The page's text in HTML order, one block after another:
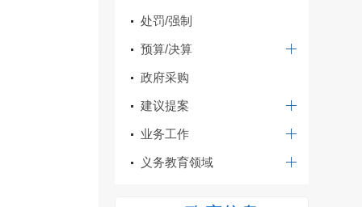
处罚/强制
预算/决算
政府采购
建议提案
业务工作
义务教育领域